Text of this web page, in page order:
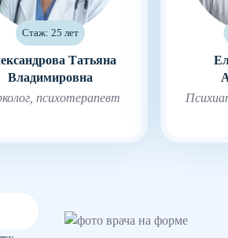
Стаж: 25 лет
Татьяна
Владимировна
психотерапевт